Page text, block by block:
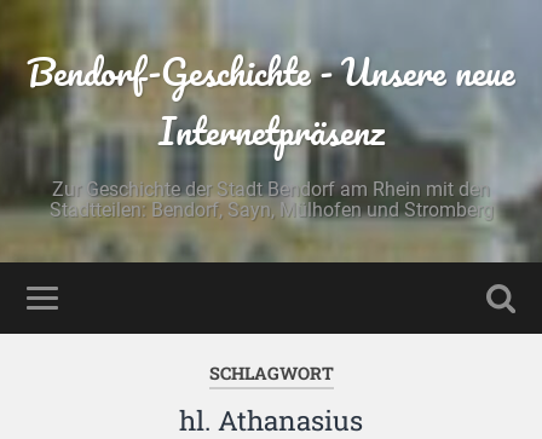
Bendorf-Geschichte - Unsere neue
Internetpräsenz
Zur Geschichte der Stadt Bendorf am Rhein mit den
Stadtteilen: Bendorf, Sayn, Mülhofen und Stromberg
SCHLAGWORT
hl. Athanasius